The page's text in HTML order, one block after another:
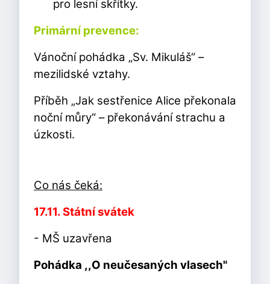
pro lesní skřítky.
Primární prevence:
Vánoční pohádka „Sv. Mikuláš“ –
mezilidské vztahy.
Příběh „Jak sestřenice Alice překonala
noční můry“ – překonávání strachu a
úzkosti.
Co nás čeká:
17.11. Státní svátek
- MŠ uzavřena
Pohádka ,,O neučesaných vlasech"